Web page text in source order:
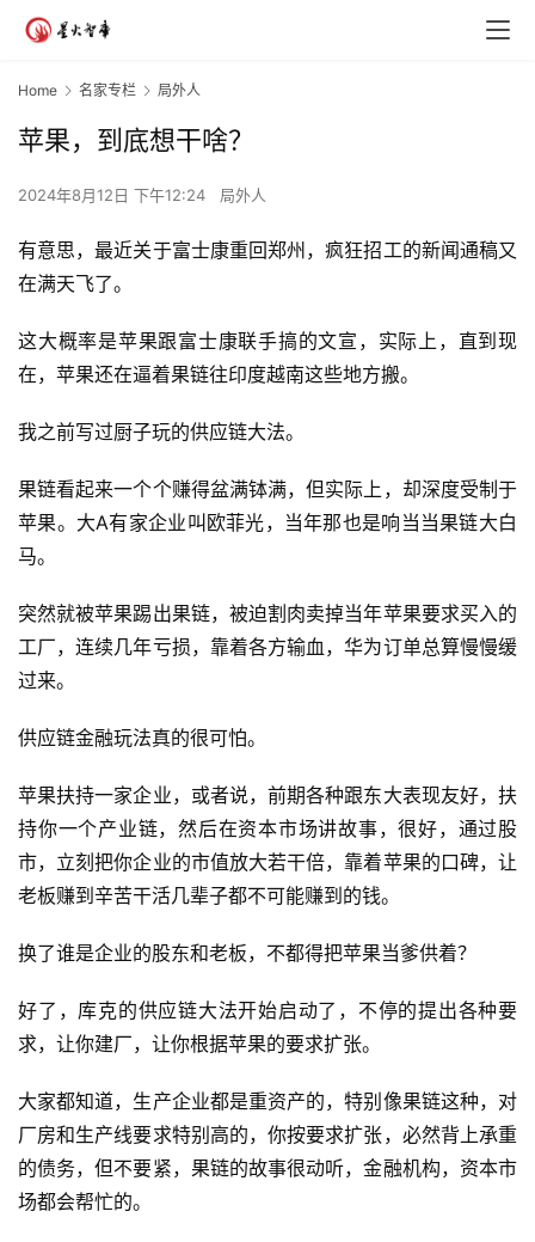
Home 名家专栏 局外人
苹果，到底想干啥？
2024年8月12日 下午12:24 局外人
有意思，最近关于富士康重回郑州，疯狂招工的新闻通稿又
在满天飞了。
这大概率是苹果跟富士康联手搞的文宣，实际上，直到现
在，苹果还在逼着果链往印度越南这些地方搬。
我之前写过厨子玩的供应链大法。
果链看起来一个个赚得盆满钵满，但实际上，却深度受制于
苹果。大A有家企业叫欧菲光，当年那也是响当当果链大白
马。
突然就被苹果踢出果链，被迫割肉卖掉当年苹果要求买入的
工厂，连续几年亏损，靠着各方输血，华为订单总算慢慢缓
过来。
供应链金融玩法真的很可怕。
苹果扶持一家企业，或者说，前期各种跟东大表现友好，扶
持你一个产业链，然后在资本市场讲故事，很好，通过股
市，立刻把你企业的市值放大若干倍，靠着苹果的口碑，让
老板赚到辛苦干活几辈子都不可能赚到的钱。
换了谁是企业的股东和老板，不都得把苹果当爹供着？
好了，库克的供应链大法开始启动了，不停的提出各种要
求，让你建厂，让你根据苹果的要求扩张。
大家都知道，生产企业都是重资产的，特别像果链这种，对
厂房和生产线要求特别高的，你按要求扩张，必然背上承重
的债务，但不要紧，果链的故事很动听，金融机构，资本市
场都会帮忙的。